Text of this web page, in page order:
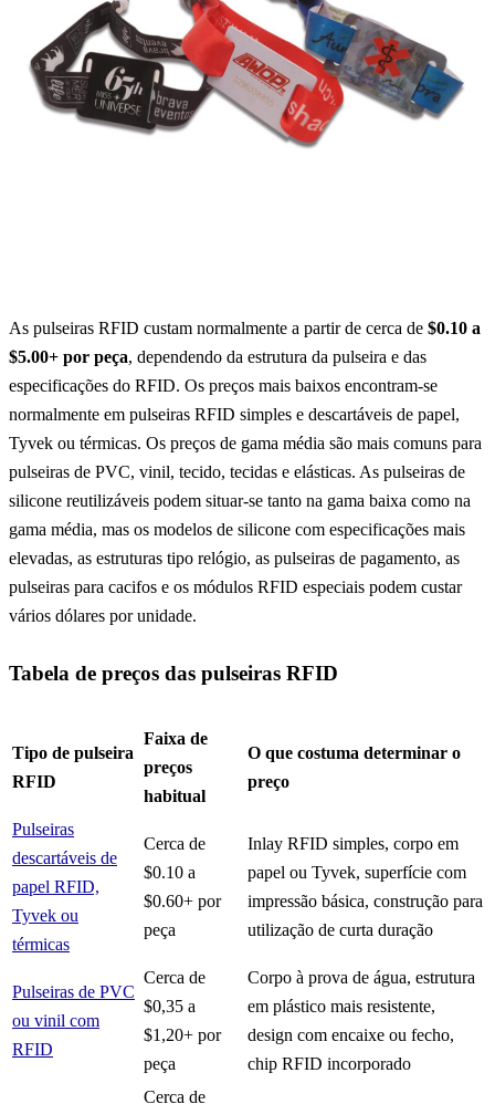
As pulseiras RFID custam normalmente a partir de cerca de $0.10 a
$5.00+ por peça, dependendo da estrutura da pulseira e das
especificações do RFID. Os preços mais baixos encontram-se
normalmente em pulseiras RFID simples e descartáveis de papel,
Tyvek ou térmicas. Os preços de gama média são mais comuns para
pulseiras de PVC, vinil, tecido, tecidas e elásticas. As pulseiras de
silicone reutilizáveis podem situar-se tanto na gama baixa como na
gama média, mas os modelos de silicone com especificações mais
elevadas, as estruturas tipo relógio, as pulseiras de pagamento, as
pulseiras para cacifos e os módulos RFID especiais podem custar
vários dólares por unidade.
Tabela de preços das pulseiras RFID
Tipo de pulseira
RFID
Faixa de
preços
habitual
O que costuma determinar o
preço
Pulseiras
descartáveis de
papel RFID,
Tyvek ou
térmicas
Cerca de
$0.10 a
$0.60+ por
peça
Inlay RFID simples, corpo em
papel ou Tyvek, superfície com
impressão básica, construção para
utilização de curta duração
Pulseiras de PVC
ou vinil com
RFID
Cerca de
$0,35 a
$1,20+ por
peça
Corpo à prova de água, estrutura
em plástico mais resistente,
design com encaixe ou fecho,
chip RFID incorporado
Cerca de